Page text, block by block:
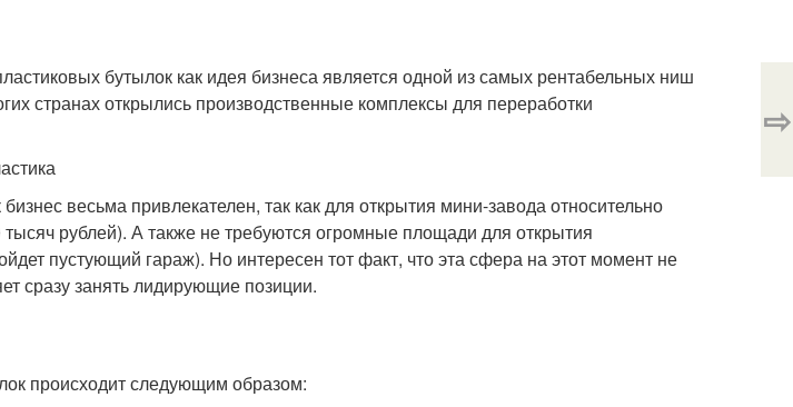
бутылок как идея бизнеса является одной из самых рентабельных ниш
странах открылись производственные комплексы для переработки
весьма привлекателен, так как для открытия мини-завода относительно
рублей). А также не требуются огромные площади для открытия
пустующий гараж). Но интересен тот факт, что эта сфера на этот момент не
сразу занять лидирующие позиции.
происходит следующим образом:
⇨